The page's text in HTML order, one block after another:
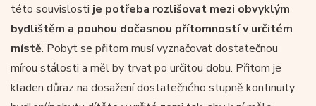
této souvislosti je potřeba rozlišovat mezi obvyklým
bydlištěm a pouhou dočasnou přítomností v určitém
místě. Pobyt se přitom musí vyznačovat dostatečnou
mírou stálosti a měl by trvat po určitou dobu. Přitom je
kladen důraz na dosažení dostatečného stupně kontinuity